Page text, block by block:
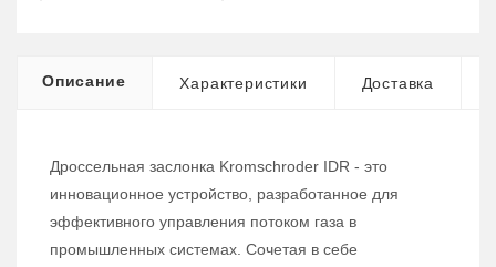
Описание Характеристики Доставка
Дроссельная заслонка Kromschroder IDR - это
инновационное устройство, разработанное для
эффективного управления потоком газа в
промышленных системах. Сочетая в себе